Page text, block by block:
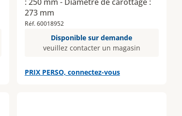
273 mm
Réf. 60018952
Disponible sur demande
veuillez contacter un magasin
PRIX PERSO, connectez-vous